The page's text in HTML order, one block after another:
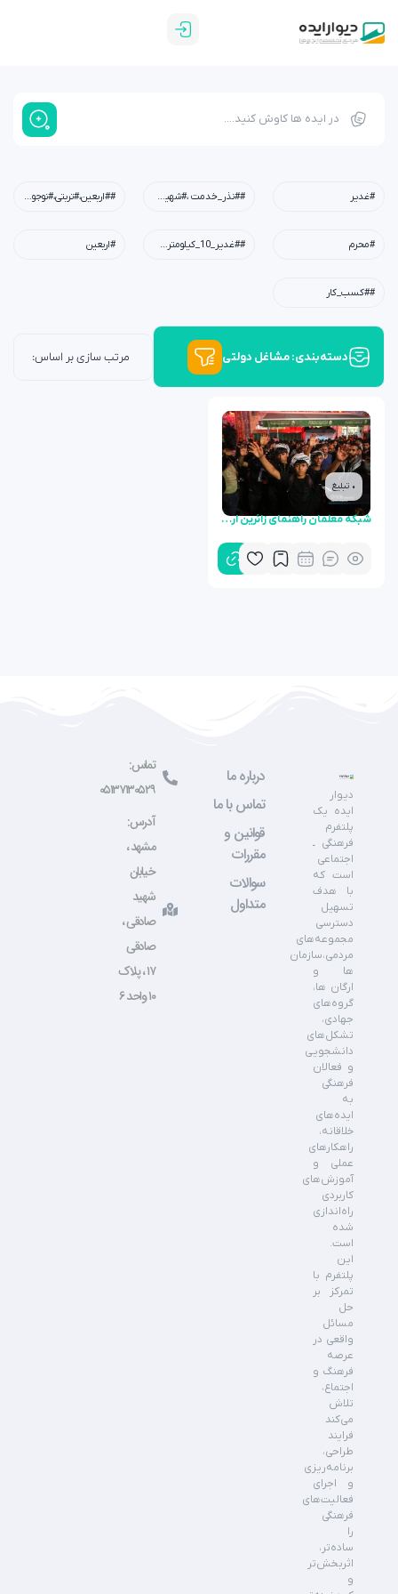
#غدیر ##نذر_خدمت ،#شهیدابراهیم_رئیسی،#شهید_خدمت،#معلم،#دبستان،#چله_خدمت ##اربعین،#تربتی،#نوجوان،#امید،#کربلا،#خانواده،#فرهنگی
#محرم ##غدیر_10_کیلومتری،#عید_غدیر،#کودکان،#نوجوانان،#جوانان،#محله،#خانوادگی،#مسجد،#امام_علی(ع) #اربعین
##کسب_کار
دسته‌بندی: مشاغل دولتی
• تبلیغ
شبکه معلمان راهنمای زائرین اربعین
دیوار
ایده یک
پلتفرم
فرهنگی ـ
اجتماعی
است که
با هدف
تسهیل
دسترسی
مجموعه‌های
مردمی،سازمان
ها و
ارگان ها،
گروه‌های
جهادی،
تشکل‌های
دانشجویی
و فعالان
فرهنگی
به
ایده‌های
خلاقانه،
راهکارهای
عملی و
آموزش‌های
کاربردی
راه‌اندازی
شده
است.
این
پلتفرم با
تمرکز بر
حل
مسائل
واقعی در
عرصه
فرهنگ و
اجتماع،
تلاش
می‌کند
فرایند
طراحی،
برنامه‌ریزی
و اجرای
فعالیت‌های
فرهنگی
را
ساده‌تر،
اثربخش‌تر
و
درباره ما
تماس با ما
قوانین و
مقررات
سوالات
متداول
تماس:
۰۵۱۳۷۱۳۰۵۲۹
آدرس:
مشهد ،
خیابان
شهید
صادقی ،
صادقی
۱۷ ، پلاک
۱۰ واحد ۶